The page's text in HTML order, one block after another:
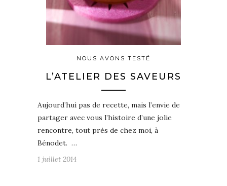
NOUS AVONS TESTÉ
L’ATELIER DES SAVEURS
Aujourd’hui pas de recette, mais l’envie de
partager avec vous l’histoire d’une jolie
rencontre, tout près de chez moi, à
Bénodet. …
1 juillet 2014